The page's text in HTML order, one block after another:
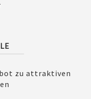
zu attraktiven